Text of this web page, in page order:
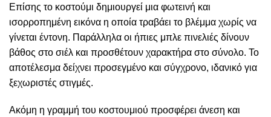
Επίσης το κοστούμι δημιουργεί μια φωτεινή και
ισορροπημένη εικόνα η οποία τραβάει το βλέμμα χωρίς να
γίνεται έντονη. Παράλληλα οι ήπιες μπλε πινελιές δίνουν
βάθος στο σιέλ και προσθέτουν χαρακτήρα στο σύνολο. Το
αποτέλεσμα δείχνει προσεγμένο και σύγχρονο, ιδανικό για
ξεχωριστές στιγμές.
Ακόμη η γραμμή του κοστουμιού προσφέρει άνεση και